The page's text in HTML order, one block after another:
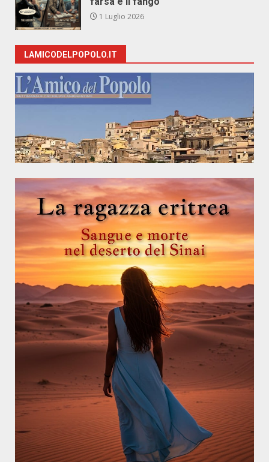
1 Luglio 2026
LAMICODELPOPOLO.IT